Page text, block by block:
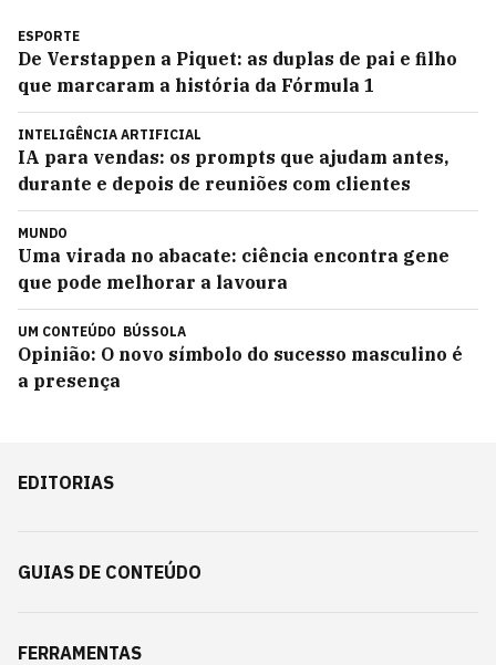
ESPORTE
De Verstappen a Piquet: as duplas de pai e filho
que marcaram a história da Fórmula 1
INTELIGÊNCIA ARTIFICIAL
IA para vendas: os prompts que ajudam antes,
durante e depois de reuniões com clientes
MUNDO
Uma virada no abacate: ciência encontra gene
que pode melhorar a lavoura
UM CONTEÚDO BÚSSOLA
Opinião: O novo símbolo do sucesso masculino é
a presença
EDITORIAS
GUIAS DE CONTEÚDO
FERRAMENTAS